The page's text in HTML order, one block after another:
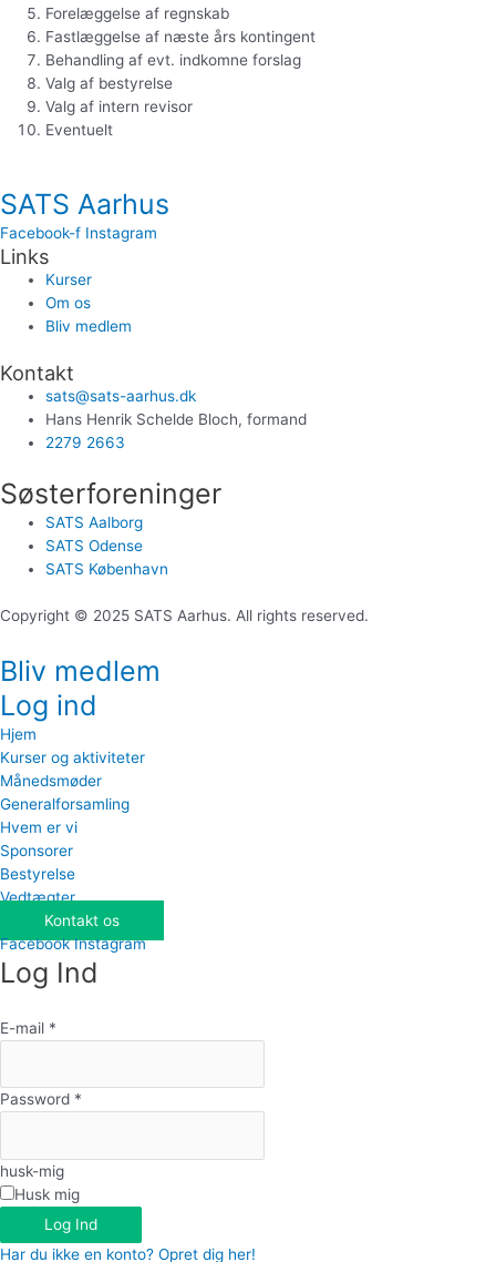
Forelæggelse af regnskab
Fastlæggelse af næste års kontingent
Behandling af evt. indkomne forslag
Valg af bestyrelse
Valg af intern revisor
Eventuelt
SATS Aarhus
Facebook-f Instagram
Links
Kurser
Om os
Bliv medlem
Kontakt
sats@sats-aarhus.dk
Hans Henrik Schelde Bloch, formand
2279 2663
Søsterforeninger
SATS Aalborg
SATS Odense
SATS København
Copyright © 2025 SATS Aarhus. All rights reserved.
Bliv medlem
Log ind
Hjem
Kurser og aktiviteter
Månedsmøder
Generalforsamling
Hvem er vi
Sponsorer
Bestyrelse
Vedtægter
Kontakt os
Facebook Instagram
Log Ind
E-mail *
Password *
husk-mig
Husk mig
Log Ind
Har du ikke en konto? Opret dig her!